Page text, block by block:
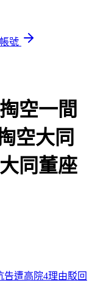
號
空一間
空大同
同董座
遭高院4理由駁回